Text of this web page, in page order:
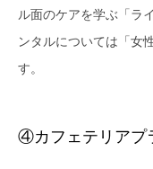
ル面のケアを学ぶ「ラ
ンタルについては「女
す。
④カフェテリアプ